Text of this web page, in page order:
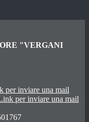
"VERGANI
per inviare una mail
per inviare una mail